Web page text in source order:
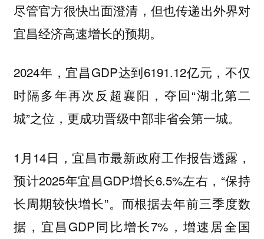
尽管官方很快出面澄清，但也传递出外界对
宜昌经济高速增长的预期。
2024年，宜昌GDP达到6191.12亿元，不仅
时隔多年再次反超襄阳，夺回“湖北第二
城”之位，更成功晋级中部非省会第一城。
1月14日，宜昌市最新政府工作报告透露，
预计2025年宜昌GDP增长6.5%左右，“保持
长周期较快增长”。而根据去年前三季度数
据，宜昌GDP同比增长7%，增速居全国